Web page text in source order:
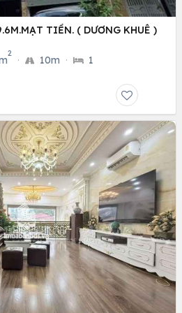
TIỀN. ( DƯƠNG KHUÊ )
2
· 10m · 1